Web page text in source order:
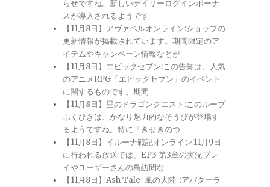
らせですね。新しいデイリーログインボーナ
スが導入されるようです
【11月8日】アヴァベルオンライン:ショップの
更新情報が掲載されています。期間限定のア
イテムやキャンペーン情報などが
【11月8日】エピックセブン:この告知は、人気
のアニメRPG「エピックセブン」のイベント
に関するものです。期間
【11月8日】星のドラゴンクエスト:このループ
ふくびきは、かなり魅力的なそうびが登場す
るようですね。特に「きせきのつ
【11月8日】イルーナ戦記オンライン:11月9日
に行われる放送では、EP3 第3章の実況プレ
イやユーザーさんの島訪問な
【11月8日】Ash Tale-風の大陸-:アバターラ